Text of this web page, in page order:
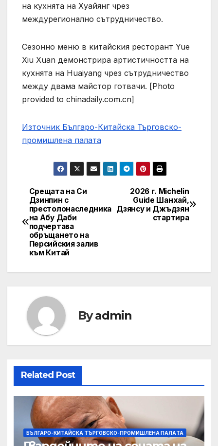
на кухнята на Хуайянг чрез
междурегионално сътрудничество.
Сезонно меню в китайския ресторант Yue
Xiu Xuan демонстрира артистичността на
кухнята на Huaiyang чрез сътрудничество
между двама майстор готвачи. [Photo
provided to chinadaily.com.cn]
Източник Българо-Китайска Търговско-
промишлена палaта
Навигация
2026 г. Michelin
Guide Шанхай,
Дзянсу и Джъдзян
стартира
Срещата на Си
Дзинпин с
престолонаследника
на Абу Даби
подчертава
обръщането на
Персийския залив
към Китай
Byadmin
Related Post
БЪЛГАРО-КИТАЙСКА ТЪРГОВСКО-ПРОМИШЛЕНА ПАЛAТА